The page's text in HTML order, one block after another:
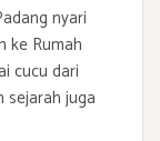
nyari
ke Rumah
cucu dari
sejarah juga